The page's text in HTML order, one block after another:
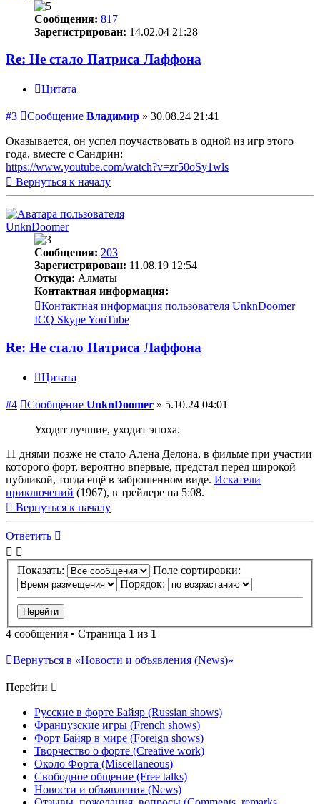
Сообщения: 817
Зарегистрирован: 14.02.04 21:28
Re: Не стало Патриса Лаффона
Цитата
#3 Сообщение Владимир » 30.08.24 21:41
Оказывается, он успел поучаствовать в одной из игр этого
года, вместе с Сандрин:
https://www.youtube.com/watch?v=zr50oSy1wls
Вернуться к началу
UnknDoomer
Сообщения: 203
Зарегистрирован: 11.08.19 12:54
Откуда: Алматы
Контактная информация:
Контактная информация пользователя UnknDoomer
ICQ SkypeYouTube
Re: Не стало Патриса Лаффона
Цитата
#4 Сообщение UnknDoomer » 5.10.24 04:01
Уходят лучшие, уходит эпоха.
11 днями позже не стало Алена Делона, в фильме при участии
которого форт, вероятно впервые, предстал перед широкой
публикой, тогда ещё в заброшенном виде. Искатели
приключений (1967), в трейлере на 5:08.
Вернуться к началу
Ответить
Показать:
Поле сортировки:
Порядок:
4 сообщения • Страница 1 из 1
Вернуться в «Новости и объявления (News)»
Перейти
Русские в форте Байяр (Russian shows)
Французские игры (French shows)
Форт Байяр в мире (Foreign shows)
Творчество о форте (Creative work)
Около Форта (Miscellaneous)
Свободное общение (Free talks)
Новости и объявления (News)